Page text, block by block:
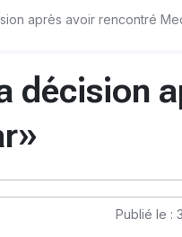
après avoir rencontré
décision
Publié le :